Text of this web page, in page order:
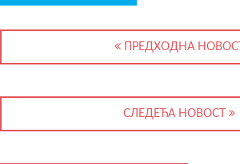
ПРЕДХОДНА НОВОСТ
СЛЕДЕЋА НОВОСТ